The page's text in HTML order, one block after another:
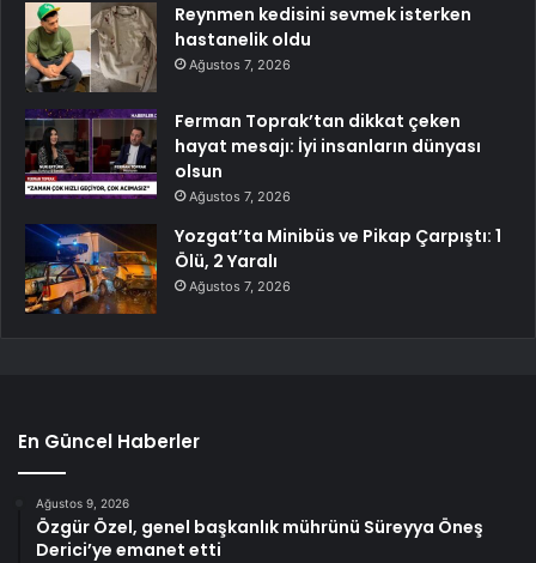
Reynmen kedisini sevmek isterken
hastanelik oldu
Ağustos 7, 2026
Ferman Toprak’tan dikkat çeken
hayat mesajı: İyi insanların dünyası
olsun
Ağustos 7, 2026
Yozgat’ta Minibüs ve Pikap Çarpıştı: 1
Ölü, 2 Yaralı
Ağustos 7, 2026
En Güncel Haberler
Ağustos 9, 2026
Özgür Özel, genel başkanlık mührünü Süreyya Öneş
Derici’ye emanet etti